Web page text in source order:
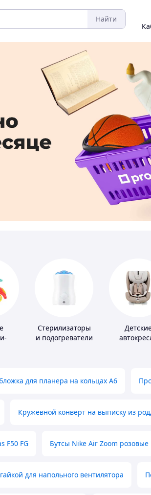
Найти
Стерилизаторы
и подогреватели
для планера на кольцах А6
Кружевной конверт на выписку из
F50 FG Бутсы Nike Air Zoom розовые
для напольного вентилятора